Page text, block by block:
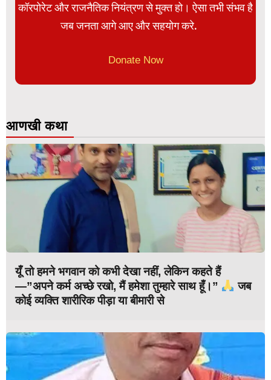
कॉरपोरेट और राजनैतिक नियंत्रण से मुक्त हो। ऐसा तभी संभव है
जब जनता आगे आए और सहयोग करे.
Donate Now
आणखी कथा
यूँ तो हमने भगवान को कभी देखा नहीं, लेकिन कहते हैं
—”अपने कर्म अच्छे रखो, मैं हमेशा तुम्हारे साथ हूँ।”
जब
कोई व्यक्ति शारीरिक पीड़ा या बीमारी से